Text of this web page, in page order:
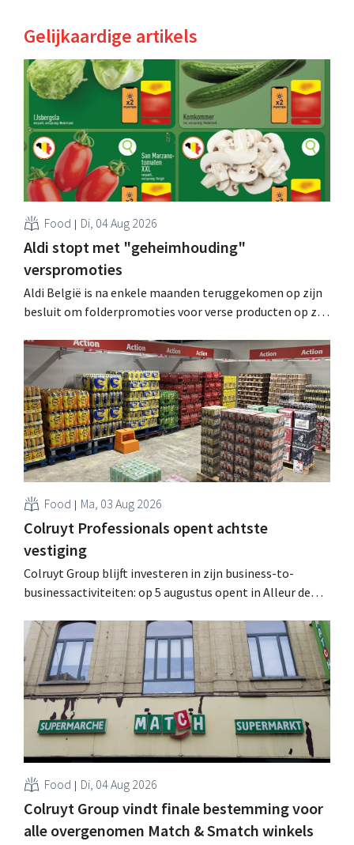
Gelijkaardige artikels
Food Di, 04 Aug 2026
Aldi stopt met "geheimhouding"
verspromoties
Aldi België is na enkele maanden teruggekomen op zijn
besluit om folderpromoties voor verse producten op zijn
werking treden: "Onze klanten willen goed
geïnformeerd worden." .
Food Ma, 03 Aug 2026
Colruyt Professionals opent achtste
vestiging
Colruyt Group blijft investeren in zijn business-to-
businessactiviteiten: op 5 augustus opent in Alleur de
winkelformule die zich uitsluitend richt op professionele
klanten. .
Food Di, 04 Aug 2026
Colruyt Group vindt finale bestemming voor
alle overgenomen Match & Smatch winkels